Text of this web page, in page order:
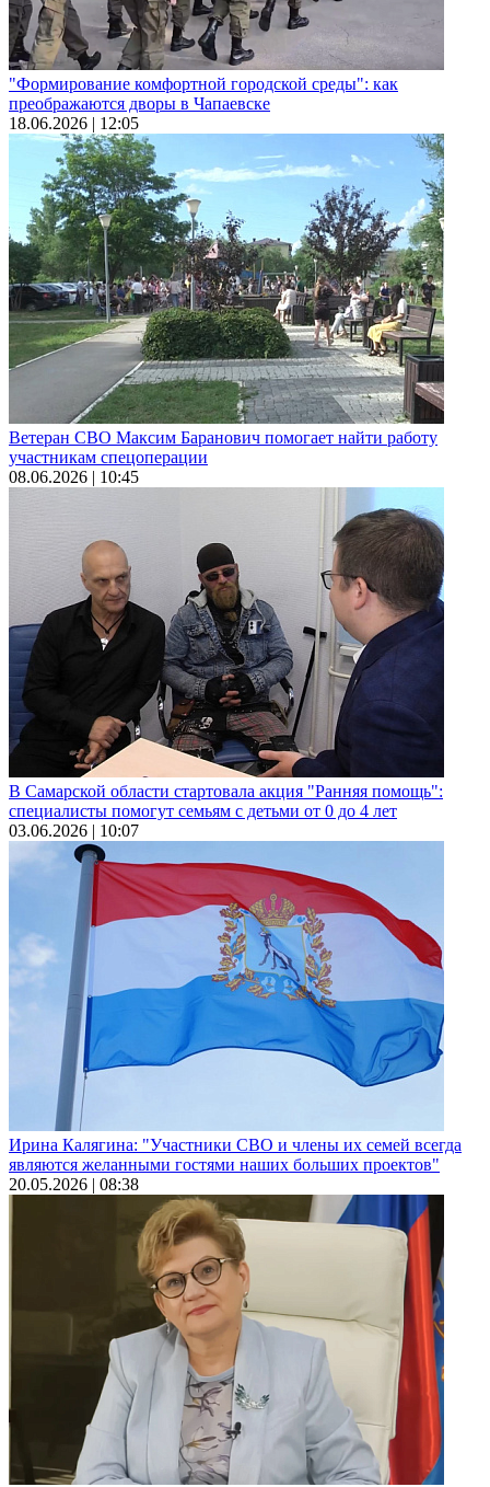
Музыка, танц-драма и балет: что ждет гостей осеннего
фестиваля "Шостакович. Над временем"
05.08.2026 | 15:04
"Формирование комфортной городской среды": как
преображаются дворы в Чапаевске
18.06.2026 | 12:05
Ветеран СВО Максим Баранович помогает найти работу
участникам спецоперации
08.06.2026 | 10:45
В Самарской области стартовала акция "Ранняя помощь":
специалисты помогут семьям с детьми от 0 до 4 лет
03.06.2026 | 10:07
Ирина Калягина: "Участники СВО и члены их семей всегда
являются желанными гостями наших больших проектов"
20.05.2026 | 08:38